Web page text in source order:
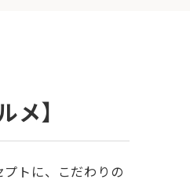
】
トに、こだわりの